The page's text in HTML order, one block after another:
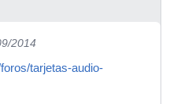
2014
tarjetas-audio-